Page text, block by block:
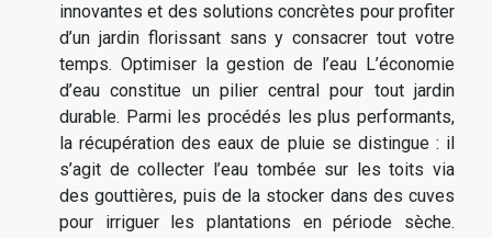
innovantes et des solutions concrètes pour profiter
d’un jardin florissant sans y consacrer tout votre
temps. Optimiser la gestion de l’eau L’économie
d’eau constitue un pilier central pour tout jardin
durable. Parmi les procédés les plus performants,
la récupération des eaux de pluie se distingue : il
s’agit de collecter l’eau tombée sur les toits via
des gouttières, puis de la stocker dans des cuves
pour irriguer les plantations en période sèche.